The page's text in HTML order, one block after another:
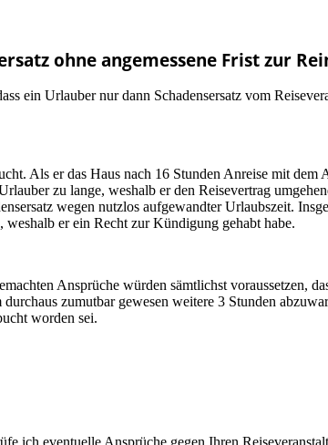
ohne angemessene Frist zur
ein Urlauber nur dann Schadensersatz vom
Als er das Haus nach 16 Stunden Anreise mit
zu lange, weshalb er den Reisevertrag
wegen nutzlos aufgewandter Urlaubszeit.
er ein Recht zur Kündigung gehabt habe.
Ansprüche würden sämtlichst voraussetzen,
zumutbar gewesen weitere 3 Stunden
worden sei.